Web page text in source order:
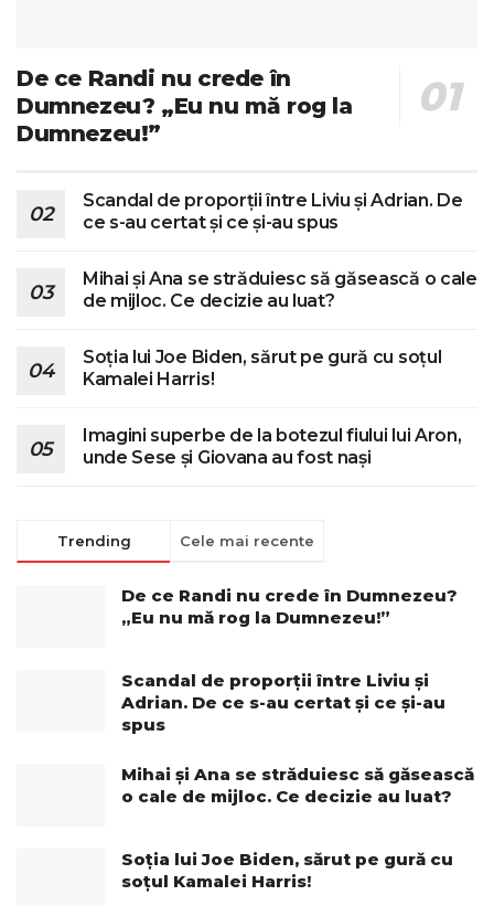
De ce Randi nu crede în
Dumnezeu? „Eu nu mă rog la
Dumnezeu!”
Scandal de proporții între Liviu și Adrian. De
ce s-au certat și ce și-au spus
Mihai și Ana se străduiesc să găsească o cale
de mijloc. Ce decizie au luat?
Soția lui Joe Biden, sărut pe gură cu soțul
Kamalei Harris!
Imagini superbe de la botezul fiului lui Aron,
unde Sese și Giovana au fost nași
Trending Cele mai recente
De ce Randi nu crede în Dumnezeu?
„Eu nu mă rog la Dumnezeu!”
Scandal de proporții între Liviu și
Adrian. De ce s-au certat și ce și-au
spus
Mihai și Ana se străduiesc să găsească
o cale de mijloc. Ce decizie au luat?
Soția lui Joe Biden, sărut pe gură cu
soțul Kamalei Harris!